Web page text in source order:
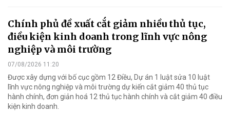
Chính phủ đề xuất cắt giảm nhiều thủ tục,
điều kiện kinh doanh trong lĩnh vực nông
nghiệp và môi trường
07/08/2026 11:20
Được xây dựng với bố cục gồm 12 Điều, Dự án 1 luật sửa 10 luật
lĩnh vực nông nghiệp và môi trường dự kiến cắt giảm 40 thủ tục
hành chính, đơn giản hoá 12 thủ tục hành chính và cắt giảm 40 điều
kiện kinh doanh.